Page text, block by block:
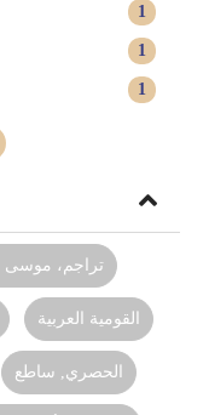
1
1
1
تراجم، موسى
القومية العربية
الحصري‏, ‏ساطع‏